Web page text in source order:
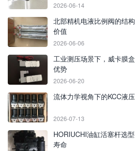
2026-06-14
北部精机电液比例阀的结
价值
2026-06-06
工业测压场景下，威卡膜
优势
2026-06-20
流体力学视角下的KCC液
2026-07-13
HORIUCHI油缸活塞杆选
寿命